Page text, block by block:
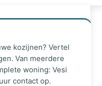
kozijnen? Vertel
Van meerdere
woning: Vesi
contact op.